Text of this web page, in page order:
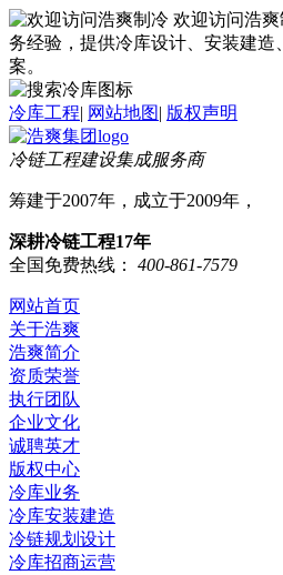
欢迎访问浩
务经验，提供冷库设计、安装建造
案。
冷库工程| 网站地图| 版权声明
冷链工程建设集成服务商
筹建于2007年，成立于2009年，
深耕冷链工程17年
全国免费热线：
400-861-7579
网站首页
关于浩爽
浩爽简介
资质荣誉
执行团队
企业文化
诚聘英才
版权中心
冷库业务
冷库安装建造
冷链规划设计
冷库招商运营